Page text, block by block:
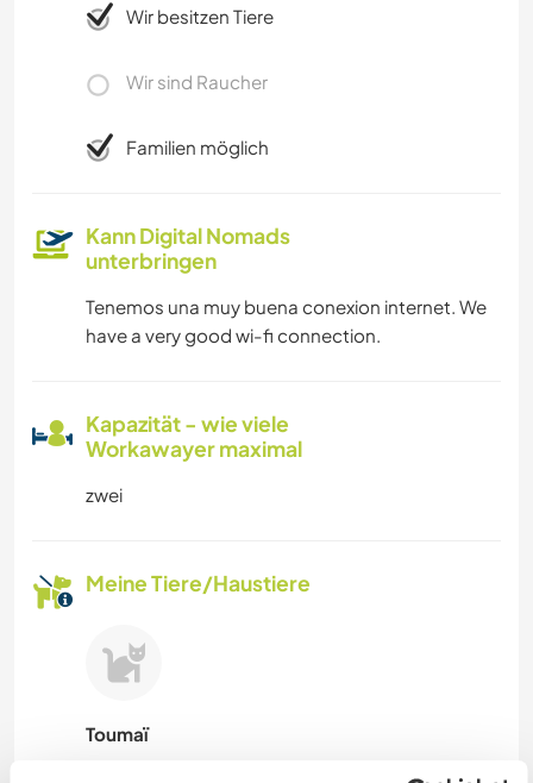
Wir besitzen Tiere
Wir sind Raucher
Familien möglich
Kann Digital Nomads
unterbringen
Tenemos una muy buena conexion internet. We
have a very good wi-fi connection.
Kapazität - wie viele
Workawayer maximal
zwei
Meine Tiere/Haustiere
Toumaï